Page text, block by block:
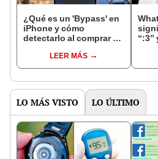
¿Qué es un 'Bypass' en
iPhone y cómo
detectarlo al comprar un
LEER MÁS
“:3”
LO MÁS VISTO LO ÚLTIMO